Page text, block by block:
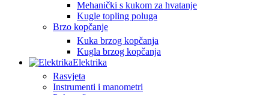
Mehanički s kukom za hvatanje
Kugle topling poluga
Brzo kopčanje
Kuka brzog kopčanja
Kugla brzog kopčanja
Elektrika
Rasvjeta
Instrumenti i manometri